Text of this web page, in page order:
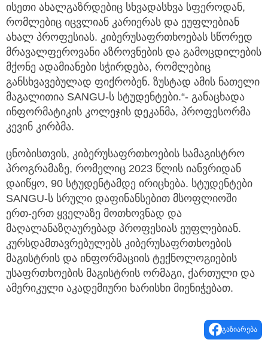
ისეთი ახალგაზრდებიც სხვადასხვა სფეროდან,
რომლებიც იცვლიან კარიერას და ეუფლებიან
ახალ პროფესიას. კიბერუსაფრთხოებას სწორედ
მრავალფეროვანი აზროვნების და გამოცდილების
მქონე ადამიანები სჭირდება, რომლებიც
განსხვავებულად ფიქრობენ. ზუსტად ამის ნათელი
მაგალითია SANGU-ს სტუდენტები.“- განაცხადა
ინფორმატიკის კოლეჯის დეკანმა, პროფესორმა
კევინ კირბმა.
ცნობისთვის, კიბერუსაფრთხოების სამაგისტრო
პროგრამაზე, რომელიც 2023 წლის იანვრიდან
დაიწყო, 90 სტუდენტამდე ირიცხება. სტუდენტები
SANGU-ს სრული დაფინანსებით მსოფლიოში
ერთ-ერთ ყველაზე მოთხოვნად და
მაღალანაზღაურებად პროფესიას ეუფლებიან.
კურსდამთავრებულებს კიბერუსაფრთხოების
მაგისტრის და ინფორმაციის ტექნოლოგიების
უსაფრთხოების მაგისტრის ორმაგი, ქართული და
ამერიკული აკადემიური ხარისხი მიენიჭებათ.
გაზიარება